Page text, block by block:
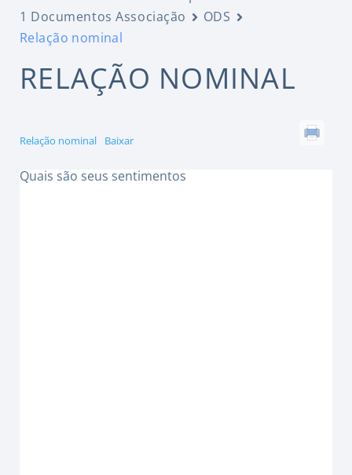
1 Documentos Associação
ODS
Relação nominal
RELAÇÃO NOMINAL
Relação nominal Baixar
Quais são seus sentimentos